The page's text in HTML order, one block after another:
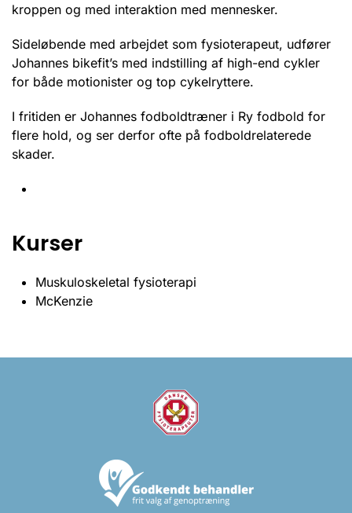
kroppen og med interaktion med mennesker.
Sideløbende med arbejdet som fysioterapeut, udfører
Johannes bikefit’s med indstilling af high-end cykler
for både motionister og top cykelryttere.
I fritiden er Johannes fodboldtræner i Ry fodbold for
flere hold, og ser derfor ofte på fodboldrelaterede
skader.
Kurser
Muskuloskeletal fysioterapi
McKenzie